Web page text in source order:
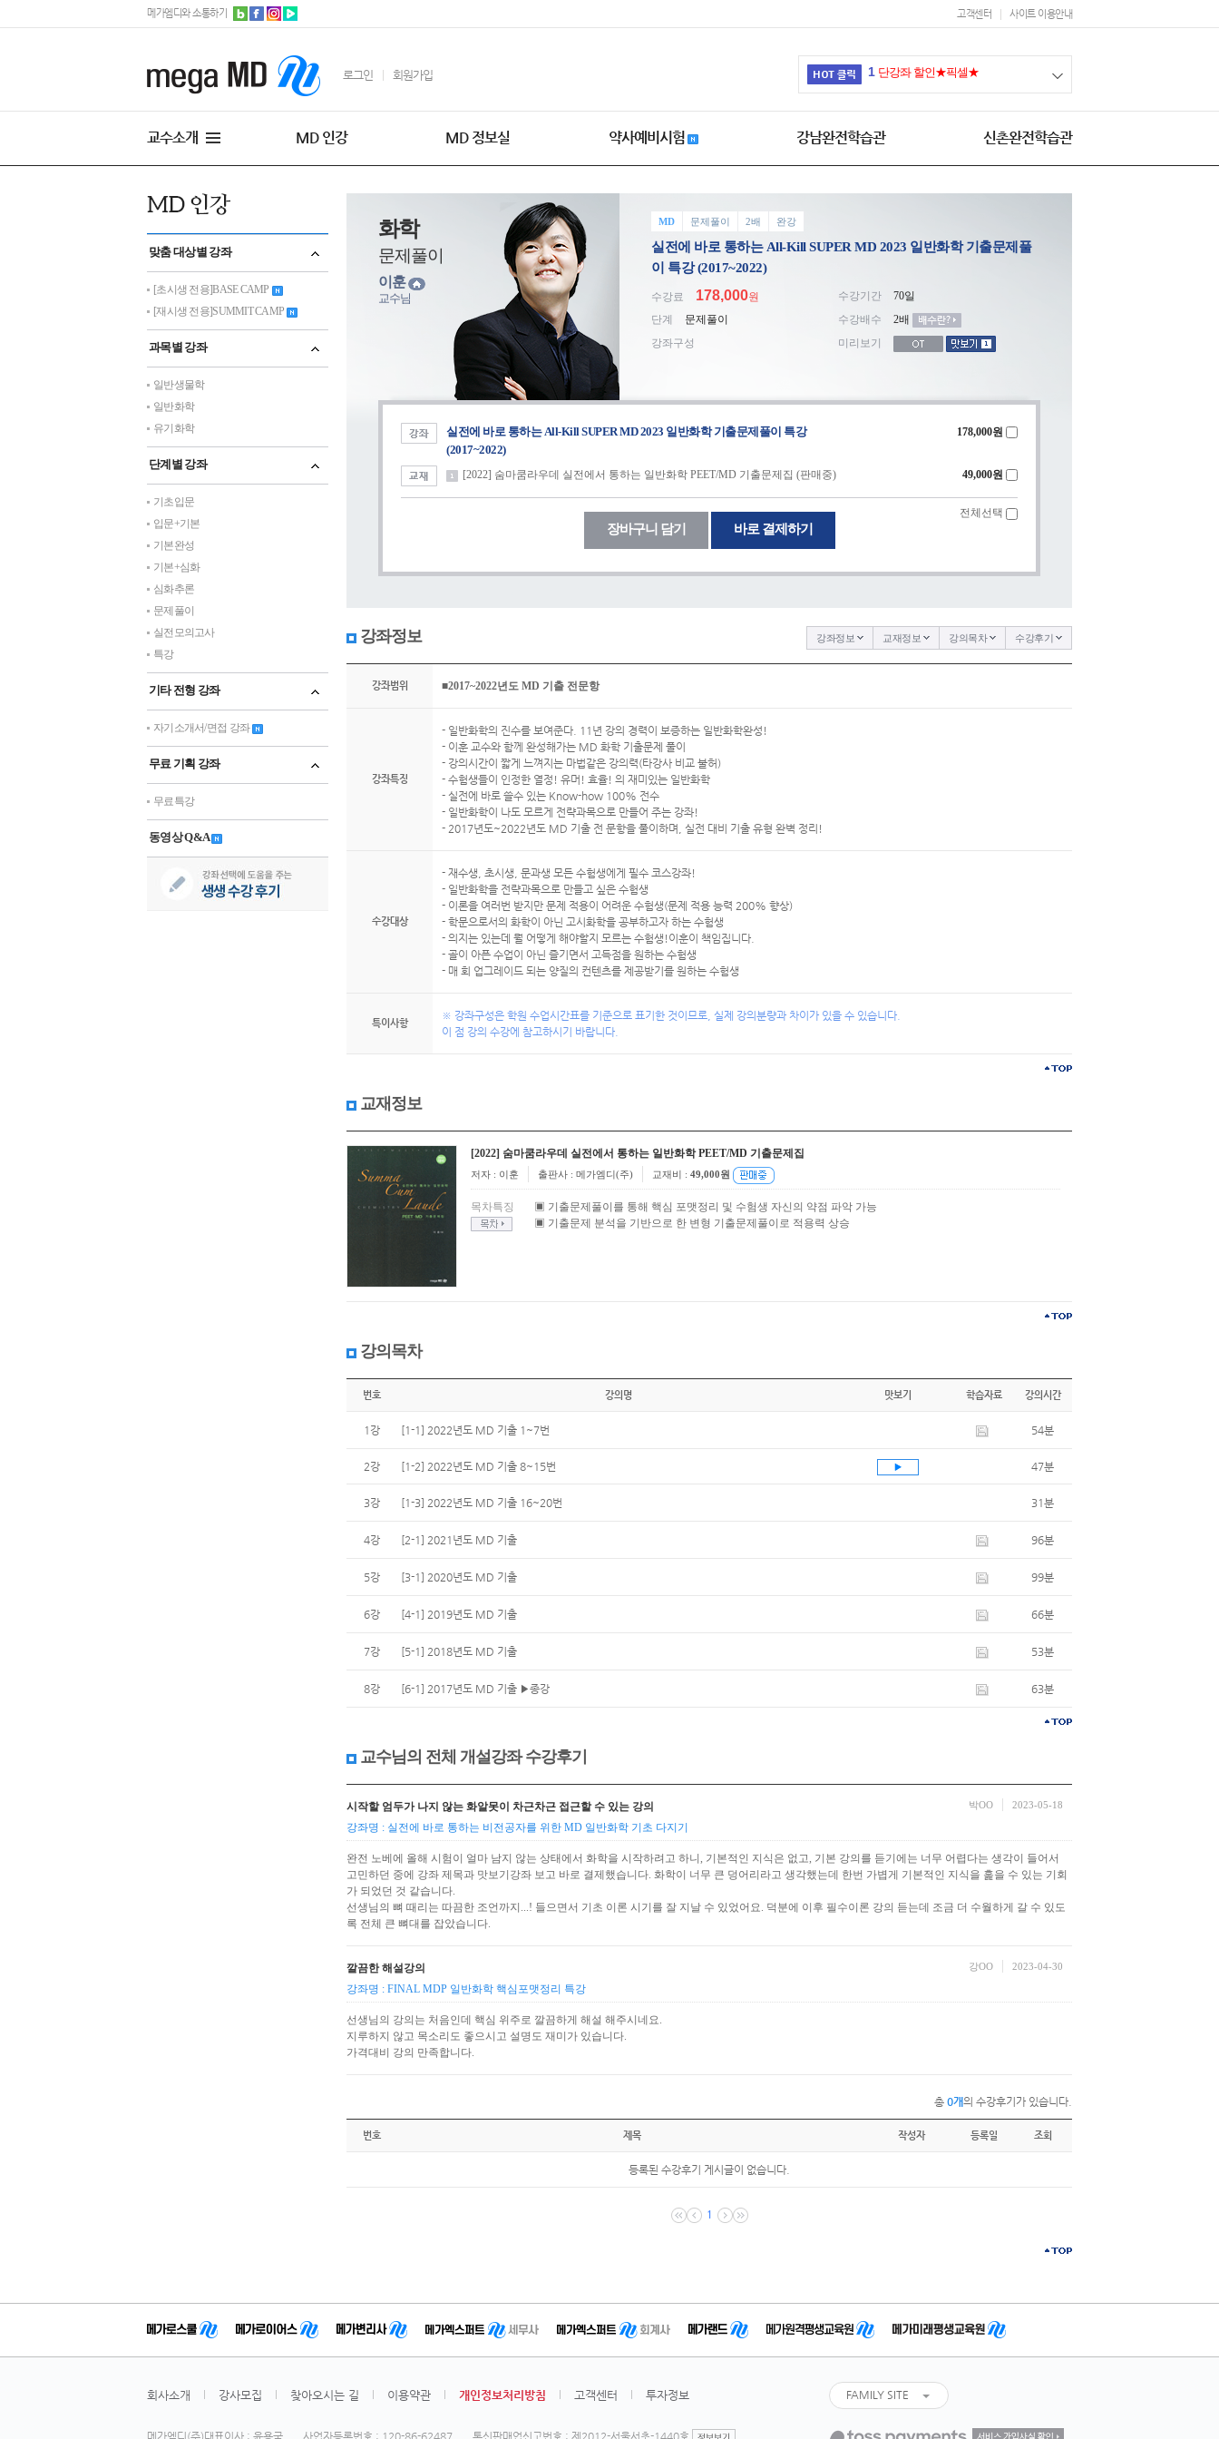
메가엠디와 소통하기 고객센터 사이트 이용안내
로그인 회원가입 1 단강좌 할인★픽셀★
교수소개 MD 인강 MD 정보실 약사예비시험 강남완전학습관 신촌완전학습관
맞춤 대상별 강좌
[초시생 전용]BASE CAMP
[재시생 전용]SUMMIT CAMP
과목별 강좌
일반생물학
일반화학
유기화학
단계별 강좌
기초입문
입문+기본
기본완성
기본+심화
심화추론
문제풀이
실전모의고사
특강
기타 전형 강좌
자기소개서/면접 강좌
무료 기획 강좌
무료특강
동영상 Q&A
화학
문제풀이
이훈
교수님
MD 문제풀이 2배 완강
실전에 바로 통하는 All-Kill SUPER MD 2023 일반화학 기출문제풀
이 특강 (2017~2022)
수강료 178,000원 수강기간
70일
단계
문제풀이 수강배수
2배
강좌구성
미리보기
실전에 바로 통하는 All-Kill SUPER MD 2023 일반화학 기출문제풀이 특강
(2017~2022)
178,000원
[2022] 숨마쿰라우데 실전에서 통하는 일반화학 PEET/MD 기출문제집 (판매중) 49,000원
전체선택
장바구니 담기 바로 결제하기
강좌정보 강좌정보 교재정보 강의목차 수강후기
강좌범위 ■2017~2022년도 MD 기출 전문항
강좌특징
- 일반화학의 진수를 보여준다. 11년 강의 경력이 보증하는 일반화학완성!
- 이훈 교수와 함께 완성해가는 MD 화학 기출문제 풀이
- 강의시간이 짧게 느껴지는 마법같은 강의력(타강사 비교 불허)
- 수험생들이 인정한 열정! 유머! 효율! 의 재미있는 일반화학
- 실전에 바로 쓸수 있는 Know-how 100% 전수
- 일반화학이 나도 모르게 전략과목으로 만들어 주는 강좌!
- 2017년도~2022년도 MD 기출 전 문항을 풀이하며, 실전 대비 기출 유형 완벽 정리!
수강대상
- 재수생, 초시생, 문과생 모든 수험생에게 필수 코스강좌!
- 일반화학을 전략과목으로 만들고 싶은 수험생
- 이론을 여러번 받지만 문제 적용이 어려운 수험생(문제 적용 능력 200% 향상)
- 학문으로서의 화학이 아닌 고시화학을 공부하고자 하는 수험생
- 의지는 있는데 뭘 어떻게 해야할지 모르는 수험생!이훈이 책임집니다.
- 골이 아픈 수업이 아닌 즐기면서 고득점을 원하는 수험생
- 매 회 업그레이드 되는 양질의 컨텐츠를 제공받기를 원하는 수험생
특이사항
※ 강좌구성은 학원 수업시간표를 기준으로 표기한 것이므로, 실제 강의분량과 차이가 있을 수 있습니다.
이 점 강의 수강에 참고하시기 바랍니다.
교재정보
[2022] 숨마쿰라우데 실전에서 통하는 일반화학 PEET/MD 기출문제집
저자 : 이훈 출판사 : 메가엠디(주) 교재비 : 49,000원
목차특징
▣ 기출문제풀이를 통해 핵심 포맷정리 및 수험생 자신의 약점 파악 가능
▣ 기출문제 분석을 기반으로 한 변형 기출문제풀이로 적용력 상승
강의목차
번호 강의명 맛보기 학습자료 강의시간
1강 [1-1] 2022년도 MD 기출 1~7번 54분
2강 [1-2] 2022년도 MD 기출 8~15번 47분
3강 [1-3] 2022년도 MD 기출 16~20번 31분
4강 [2-1] 2021년도 MD 기출 96분
5강 [3-1] 2020년도 MD 기출 99분
6강 [4-1] 2019년도 MD 기출 66분
7강 [5-1] 2018년도 MD 기출 53분
8강 [6-1] 2017년도 MD 기출 ▶종강 63분
교수님의 전체 개설강좌 수강후기
시작할 엄두가 나지 않는 화알못이 차근차근 접근할 수 있는 강의
강좌명 : 실전에 바로 통하는 비전공자를 위한 MD 일반화학 기초 다지기
박OO 2023-05-18
완전 노베에 올해 시험이 얼마 남지 않는 상태에서 화학을 시작하려고 하니, 기본적인 지식은 없고, 기본 강의를 듣기에는 너무 어렵다는 생각이 들어서
고민하던 중에 강좌 제목과 맛보기강좌 보고 바로 결제했습니다. 화학이 너무 큰 덩어리라고 생각했는데 한번 가볍게 기본적인 지식을 훑을 수 있는 기회
가 되었던 것 같습니다.
선생님의 뼈 때리는 따끔한 조언까지...! 들으면서 기초 이론 시기를 잘 지날 수 있었어요. 덕분에 이후 필수이론 강의 듣는데 조금 더 수월하게 갈 수 있도
록 전체 큰 뼈대를 잡았습니다.
깔끔한 해설강의
강좌명 : FINAL MDP 일반화학 핵심포맷정리 특강
강OO 2023-04-30
선생님의 강의는 처음인데 핵심 위주로 깔끔하게 해설 해주시네요.
지루하지 않고 목소리도 좋으시고 설명도 재미가 있습니다.
가격대비 강의 만족합니다.
총 0개의 수강후기가 있습니다.
번호 제목 작성자 등록일 조회
등록된 수강후기 게시글이 없습니다.
1
회사소개 강사모집 찾아오시는 길 이용약관 개인정보처리방침 고객센터 투자정보 FAMILY SITE
메가엠디(주)대표이사 : 윤용국 사업자등록번호 : 120-86-62487 통신판매업신고번호 : 제2012-서울서초-1440호